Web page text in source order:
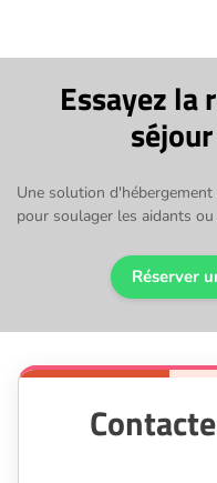
Essayez la
Une solution
pour soulager les aidants
Réserver